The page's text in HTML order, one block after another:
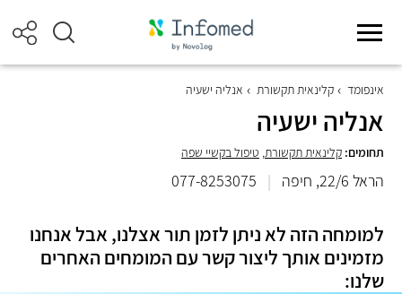
אינפומד קלינאית תקשורת אנליה ישעיה
אנליה ישעיה
תחומים: קלינאית תקשורת, טיפול בקשיי שפה
הראל 22/6, חיפה |
077-8253075
למומחה הזה לא ניתן לזמן תור אצלנו, אבל אנחנו
מזמינים אותך ליצור קשר עם המומחים האחרים
שלנו: